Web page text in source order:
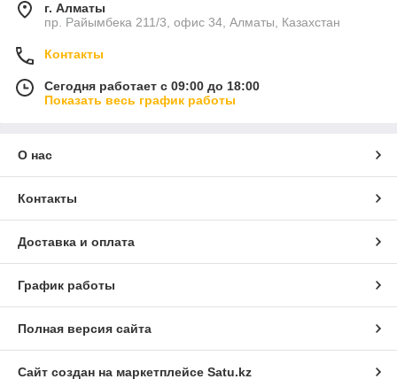
г. Алматы
пр. Райымбека 211/3, офис 34, Алматы, Казахстан
Контакты
Сегодня работает с 09:00 до 18:00
Показать весь график работы
О нас
Контакты
Доставка и оплата
График работы
Полная версия сайта
Сайт создан на маркетплейсе Satu.kz